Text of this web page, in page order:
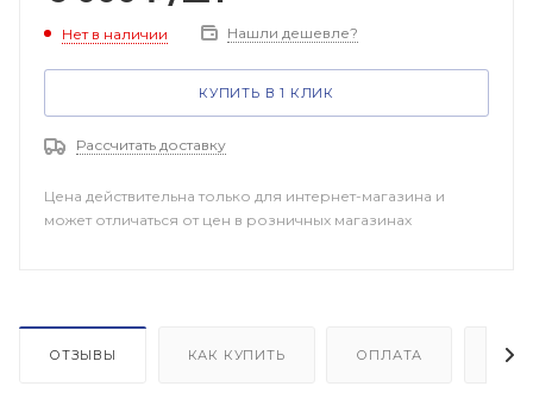
Нет в наличии Нашли дешевле?
КУПИТЬ В 1 КЛИК
Рассчитать доставку
Цена действительна только для интернет-магазина и
может отличаться от цен в розничных магазинах
ОТЗЫВЫ КАК КУПИТЬ ОПЛАТА